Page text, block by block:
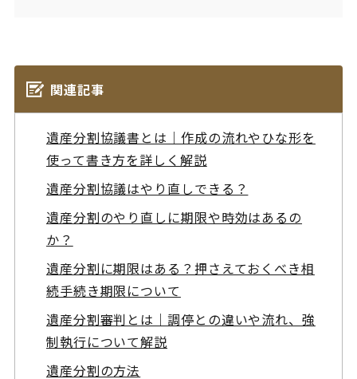
関連記事
遺産分割協議書とは｜作成の流れやひな形を
使って書き方を詳しく解説
遺産分割協議はやり直しできる？
遺産分割のやり直しに期限や時効はあるの
か？
遺産分割に期限はある？押さえておくべき相
続手続き期限について
遺産分割審判とは｜調停との違いや流れ、強
制執行について解説
遺産分割の方法